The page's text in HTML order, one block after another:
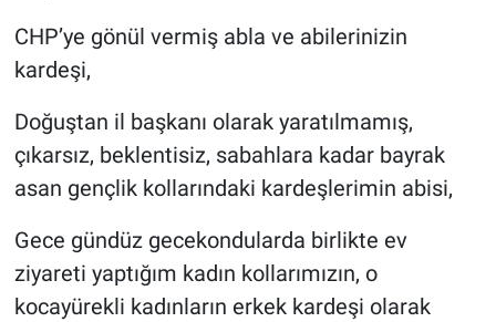
CHP’ye gönül vermiş abla ve abilerinizin
kardeşi,
Doğuştan il başkanı olarak yaratılmamış,
çıkarsız, beklentisiz, sabahlara kadar bayrak
asan gençlik kollarındaki kardeşlerimin abisi,
Gece gündüz gecekondularda birlikte ev
ziyareti yaptığım kadın kollarımızın, o
kocayürekli kadınların erkek kardeşi olarak